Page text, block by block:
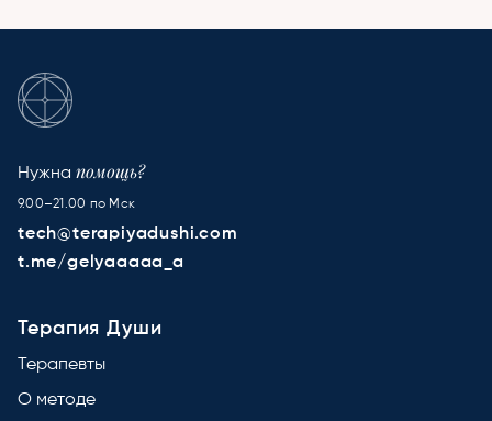
Нужна помощь?
9.00–21.00 по Мск
tech@terapiyadushi.com
t.me/gelyaaaaa_a
Терапия Души
Терапевты
О методе